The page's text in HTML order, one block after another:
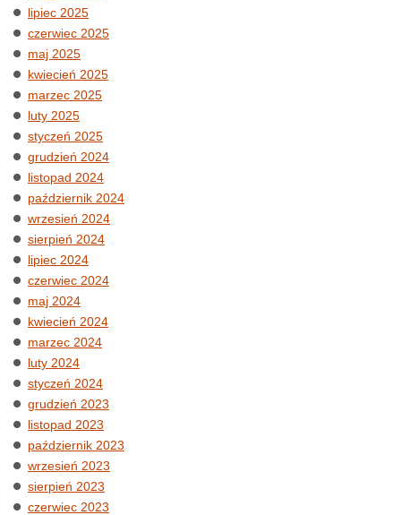
lipiec 2025
czerwiec 2025
maj 2025
kwiecień 2025
marzec 2025
luty 2025
styczeń 2025
grudzień 2024
listopad 2024
październik 2024
wrzesień 2024
sierpień 2024
lipiec 2024
czerwiec 2024
maj 2024
kwiecień 2024
marzec 2024
luty 2024
styczeń 2024
grudzień 2023
listopad 2023
październik 2023
wrzesień 2023
sierpień 2023
czerwiec 2023